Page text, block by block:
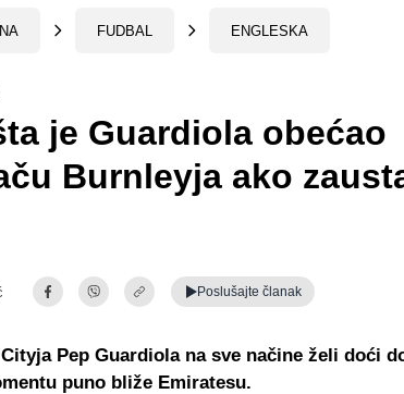
FUDBAL ENGLESKA
je Guardiola obećao
Burnleyja ako
Poslušajte članak
Pep Guardiola na sve načine želi doći
puno bliže Emiratesu.